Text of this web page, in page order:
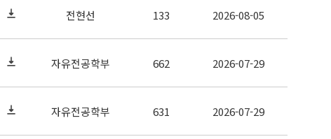
전현선 133 2026-08-05
자유전공학부 662 2026-07-29
자유전공학부 631 2026-07-29